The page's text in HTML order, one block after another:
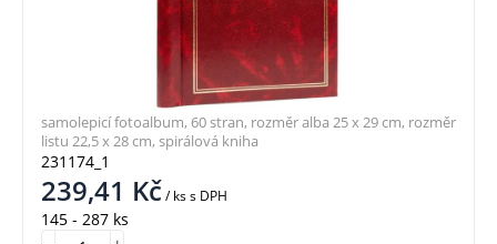
231174_1
239,41 Kč/ kss DPH
145 - 287 ks
samolepicí fotoalbum, 60 stran, rozměr alba 25 x 29 cm, rozměr
listu 22,5 x 28 cm, spirálová kniha